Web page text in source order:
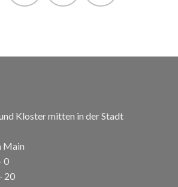
Kloster mitten in der Stadt
Main
0
20